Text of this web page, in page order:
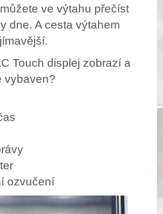
ve výtahu přečíst
dne. A cesta výtahem
Touch displej zobrazí a
vybaven?
ozvučení